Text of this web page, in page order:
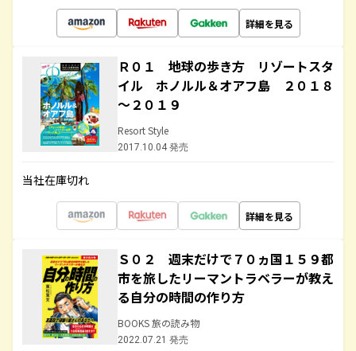
詳細を見る
Ｒ０１ 地球の歩き方 リゾートスタ
イル ホノルル＆オアフ島 ２０１８
～２０１９
Resort Style
2017.10.04 発売
当社在庫切れ
詳細を見る
Ｓ０２ 週末だけで７０ヵ国１５９都
市を旅したリーマントラベラーが教え
る自分の時間の作り方
BOOKS 旅の読み物
2022.07.21 発売